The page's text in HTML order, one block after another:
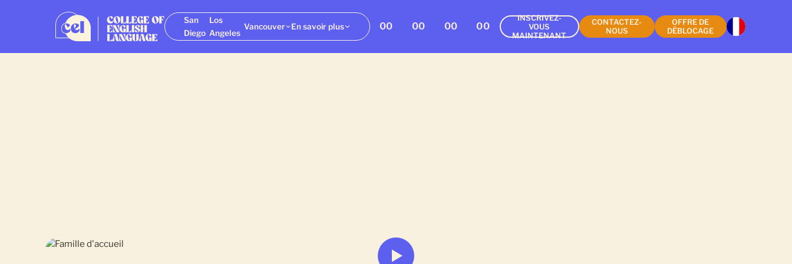
San
Diego
Los
Angeles
Vancouver En savoir plus 00 00 00 00
INSCRIVEZ-
VOUS
MAINTENANT
CONTACTEZ-
NOUS
OFFRE DE
DÉBLOCAGE